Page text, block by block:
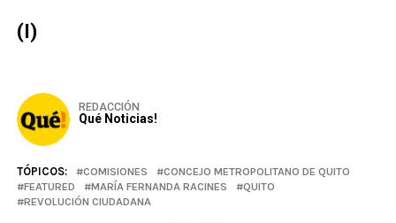
(I)
REDACCIÓN
Qué Noticias!
TÓPICOS: COMISIONES
CONCEJO METROPOLITANO DE QUITO
FEATURED
MARÍA FERNANDA RACINES
QUITO
REVOLUCIÓN CIUDADANA